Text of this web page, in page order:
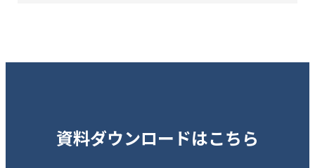
資料ダウンロードはこちら